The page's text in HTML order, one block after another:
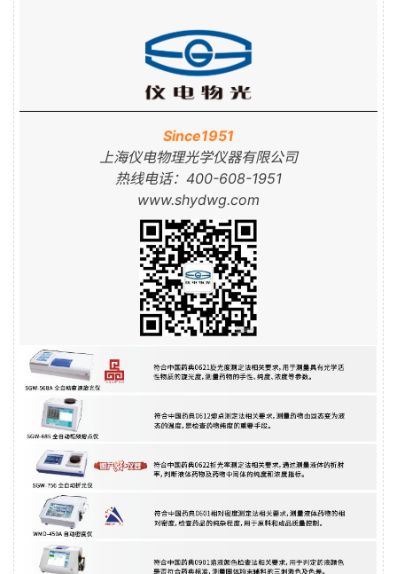
Since1951
上海仪电物理光学仪器有限公司
热线电话：400-608-1951
www.shydwg.com